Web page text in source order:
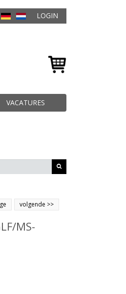
LOGIN
VACATURES
volgende >>
MS-